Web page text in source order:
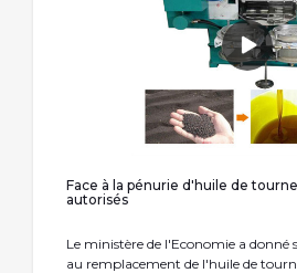
Face à la pénurie d'huile de
autorisés
Le ministère de l'Economie a donné
au remplacement de l'huile de